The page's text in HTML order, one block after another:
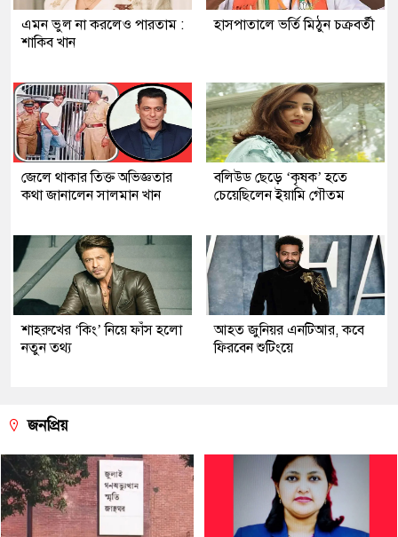
এমন ভুল না করলেও পারতাম :
শাকিব খান
হাসপাতালে ভর্তি মিঠুন চক্রবর্তী
জেলে থাকার তিক্ত অভিজ্ঞতার
কথা জানালেন সালমান খান
বলিউড ছেড়ে ‘কৃষক’ হতে
চেয়েছিলেন ইয়ামি গৌতম
শাহরুখের ‘কিং’ নিয়ে ফাঁস হলো
নতুন তথ্য
আহত জুনিয়র এনটিআর, কবে
ফিরবেন শুটিংয়ে
জনপ্রিয়